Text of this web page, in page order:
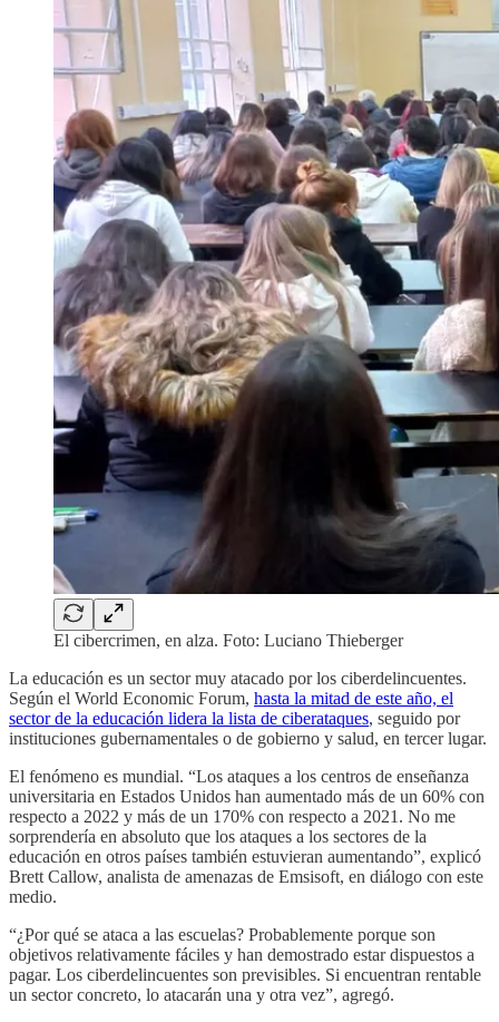
El cibercrimen, en alza. Foto: Luciano Thieberger
La educación es un sector muy atacado por los ciberdelincuentes.
Según el World Economic Forum, hasta la mitad de este año, el
sector de la educación lidera la lista de ciberataques, seguido por
instituciones gubernamentales o de gobierno y salud, en tercer lugar.
El fenómeno es mundial. “Los ataques a los centros de enseñanza
universitaria en Estados Unidos han aumentado más de un 60% con
respecto a 2022 y más de un 170% con respecto a 2021. No me
sorprendería en absoluto que los ataques a los sectores de la
educación en otros países también estuvieran aumentando”, explicó
Brett Callow, analista de amenazas de Emsisoft, en diálogo con este
medio.
“¿Por qué se ataca a las escuelas? Probablemente porque son
objetivos relativamente fáciles y han demostrado estar dispuestos a
pagar. Los ciberdelincuentes son previsibles. Si encuentran rentable
un sector concreto, lo atacarán una y otra vez”, agregó.